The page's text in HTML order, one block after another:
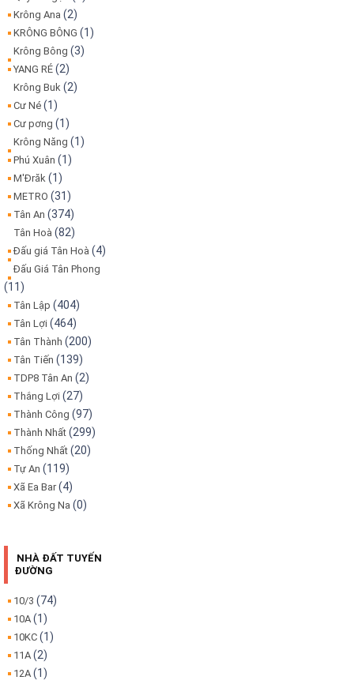
Krông Ana (2)
KRÔNG BÔNG (1)
Krông Bông (3)
YANG RÉ (2)
Krông Buk (2)
Cư Né (1)
Cư pơng (1)
Krông Năng (1)
Phú Xuân (1)
M'Đrăk (1)
METRO (31)
Tân An (374)
Tân Hoà (82)
Đấu giá Tân Hoà (4)
Đấu Giá Tân Phong
(11)
Tân Lập (404)
Tân Lợi (464)
Tân Thành (200)
Tân Tiến (139)
TDP8 Tân An (2)
Thắng Lợi (27)
Thành Công (97)
Thành Nhất (299)
Thống Nhất (20)
Tự An (119)
Xã Ea Bar(4)
Xã Krông Na (0)
NHÀ ĐẤT TUYẾN
ĐƯỜNG
10/3 (74)
10A (1)
10KC (1)
11A (2)
12A (1)